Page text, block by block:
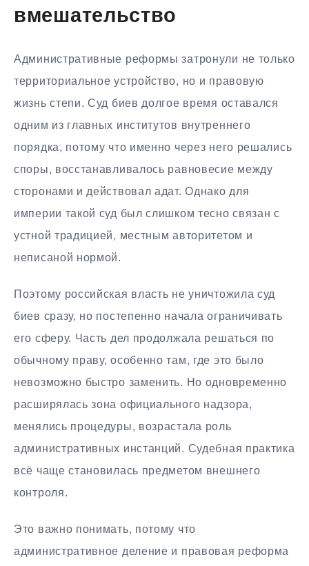
вмешательство
Административные реформы затронули не только
территориальное устройство, но и правовую
жизнь степи. Суд биев долгое время оставался
одним из главных институтов внутреннего
порядка, потому что именно через него решались
споры, восстанавливалось равновесие между
сторонами и действовал адат. Однако для
империи такой суд был слишком тесно связан с
устной традицией, местным авторитетом и
неписаной нормой.
Поэтому российская власть не уничтожила суд
биев сразу, но постепенно начала ограничивать
его сферу. Часть дел продолжала решаться по
обычному праву, особенно там, где это было
невозможно быстро заменить. Но одновременно
расширялась зона официального надзора,
менялись процедуры, возрастала роль
административных инстанций. Судебная практика
всё чаще становилась предметом внешнего
контроля.
Это важно понимать, потому что
административное деление и правовая реформа